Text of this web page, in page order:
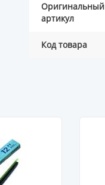
Оригинальный
артикул
Код товара